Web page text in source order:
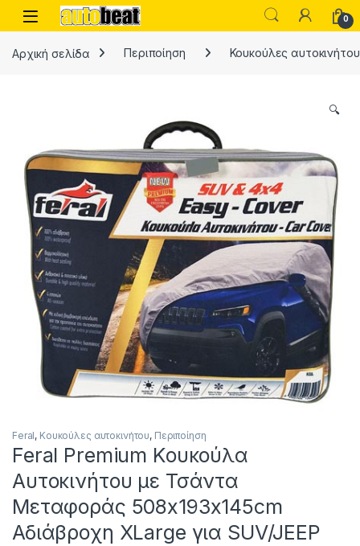
Skip to navigation
Skip to content
Open 0
Αρχική σελίδα Περιποίηση Κουκούλες αυτοκινήτου
🔍
Feral, Κουκούλες αυτοκινήτου, Περιποίηση
Feral Premium Κουκούλα
Αυτοκινήτου με Τσάντα
Μεταφοράς 508x193x145cm
Αδιάβροχη XLarge για SUV/JEEP